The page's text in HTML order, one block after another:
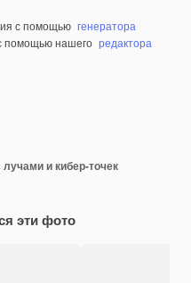
с помощью генератора
помощью нашего редактора
и кибер-точек
эти фото